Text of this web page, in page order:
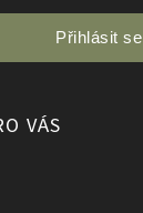
Přihlásit se
VÁS